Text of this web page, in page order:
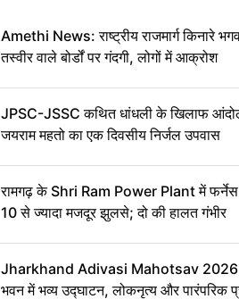
Amethi News: राष्ट्रीय राजमार्ग किनारे
तस्वीर वाले बोर्डों पर गंदगी, लोगों में आक्रोश
JPSC-JSSC कथित धांधली के खिलाफ
जयराम महतो का एक दिवसीय निर्जल उपवास
रामगढ़ के Shri Ram Power Plant में फर्नेस
10 से ज्यादा मजदूर झुलसे; दो की हालत गंभीर
Jharkhand Adivasi Mahotsav 2026
भवन में भव्य उद्घाटन, लोकनृत्य और पारंपरिक